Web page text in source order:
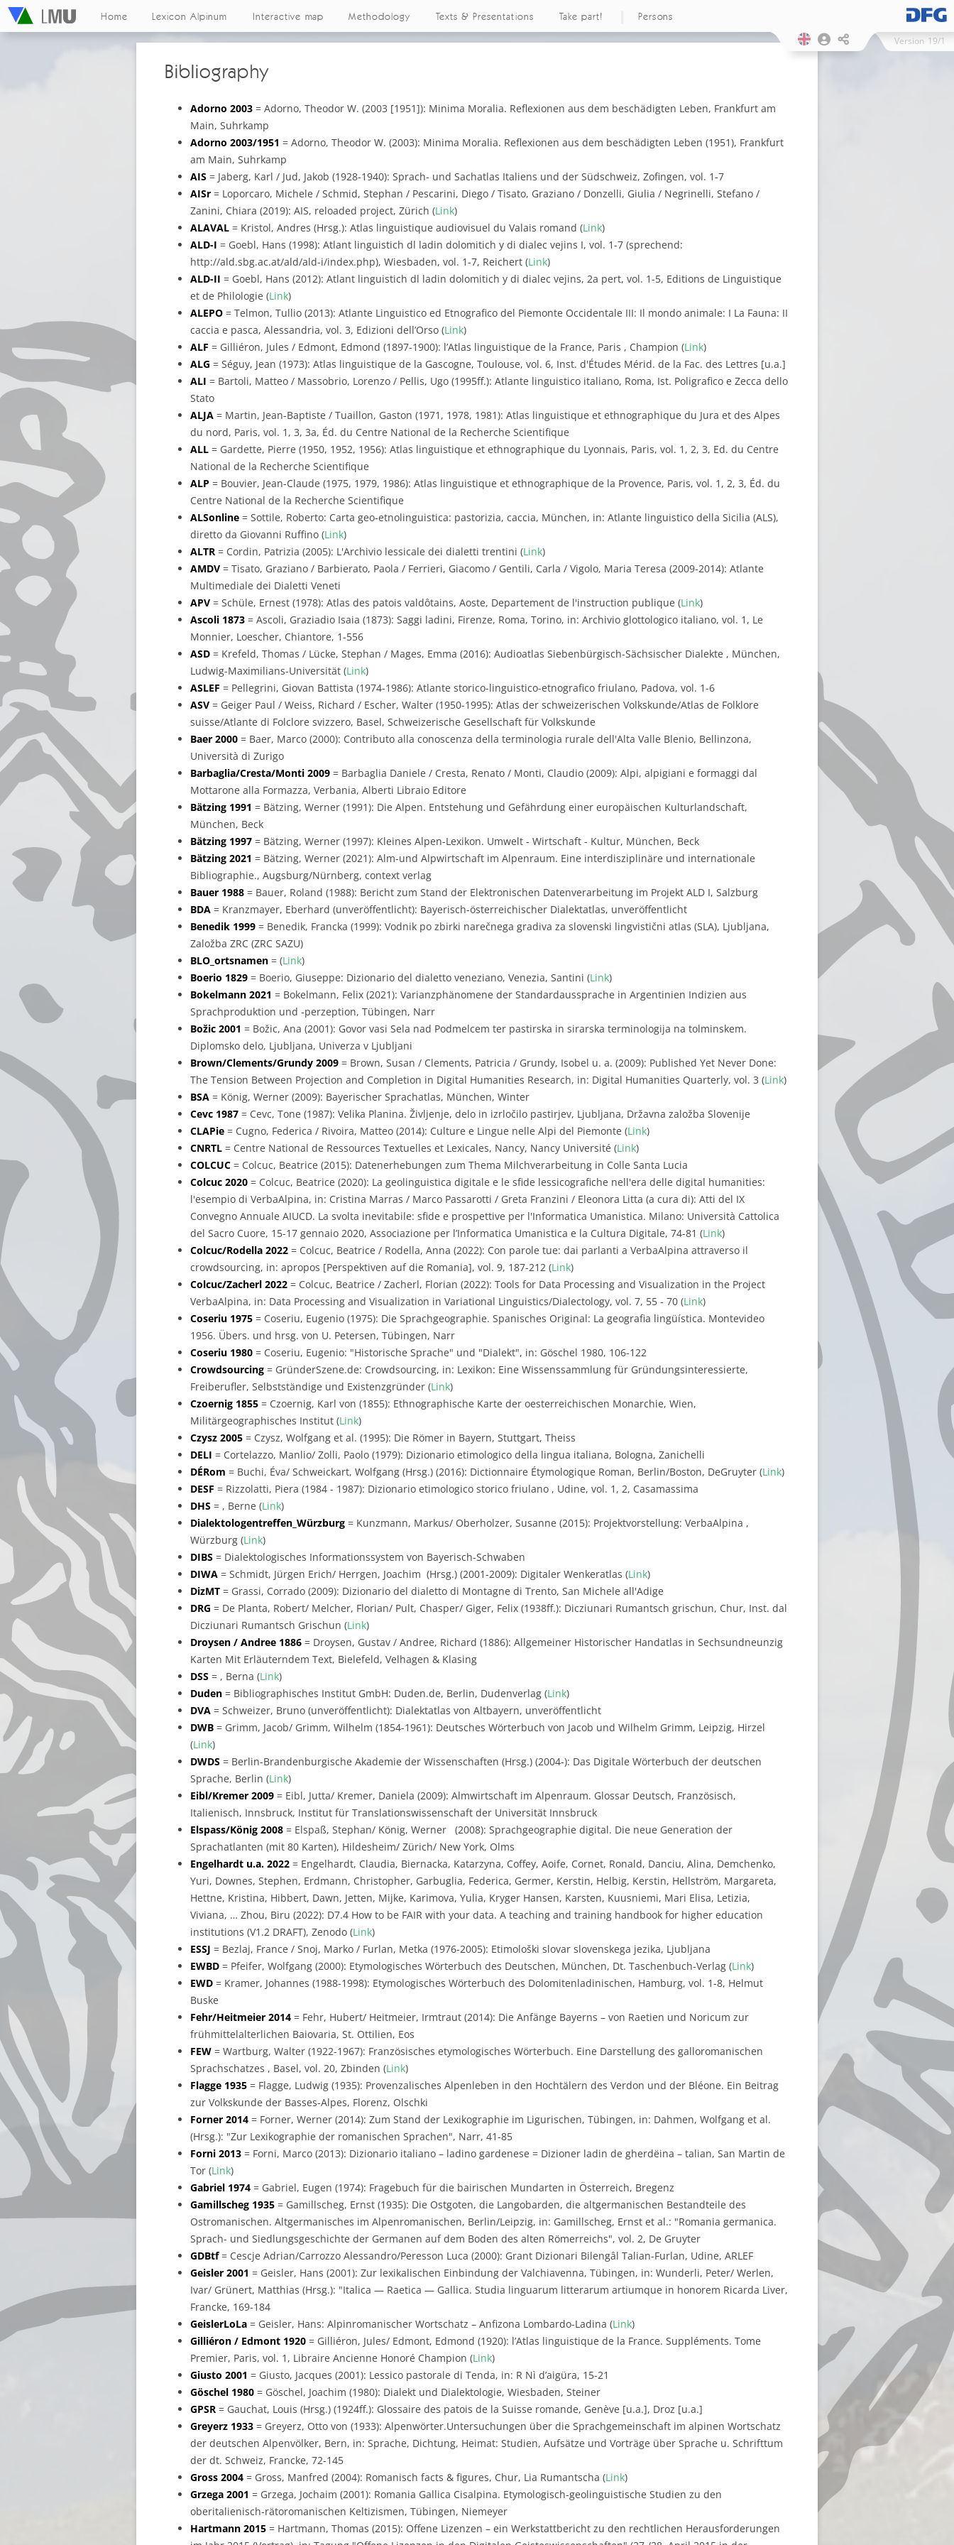
Home Lexicon Alpinum Interactive map Methodology Texts & Presentations Take part! Persons
Version 19/1
Bibliography
Adorno 2003 = Adorno, Theodor W. (2003 [1951]): Minima Moralia. Reflexionen aus dem beschädigten Leben, Frankfurt am
Main, Suhrkamp
Adorno 2003/1951 = Adorno, Theodor W. (2003): Minima Moralia. Reflexionen aus dem beschädigten Leben (1951), Frankfurt
am Main, Suhrkamp
AIS = Jaberg, Karl / Jud, Jakob (1928-1940): Sprach- und Sachatlas Italiens und der Südschweiz, Zofingen, vol. 1-7
AISr = Loporcaro, Michele / Schmid, Stephan / Pescarini, Diego / Tisato, Graziano / Donzelli, Giulia / Negrinelli, Stefano /
Zanini, Chiara (2019): AIS, reloaded project, Zürich (Link)
ALAVAL = Kristol, Andres (Hrsg.): Atlas linguistique audiovisuel du Valais romand (Link)
ALD-I = Goebl, Hans (1998): Atlant linguistich dl ladin dolomitich y di dialec vejins I, vol. 1-7 (sprechend:
http://ald.sbg.ac.at/ald/ald-i/index.php), Wiesbaden, vol. 1-7, Reichert (Link)
ALD-II = Goebl, Hans (2012): Atlant linguistich dl ladin dolomitich y di dialec vejins, 2a pert, vol. 1-5, Editions de Linguistique
et de Philologie (Link)
ALEPO = Telmon, Tullio (2013): Atlante Linguistico ed Etnografico del Piemonte Occidentale III: Il mondo animale: I La Fauna: II
caccia e pasca, Alessandria, vol. 3, Edizioni dell’Orso (Link)
ALF = Gilliéron, Jules / Edmont, Edmond (1897-1900): l’Atlas linguistique de la France, Paris , Champion (Link)
ALG = Séguy, Jean (1973): Atlas linguistique de la Gascogne, Toulouse, vol. 6, Inst. d'Études Mérid. de la Fac. des Lettres [u.a.]
ALI = Bartoli, Matteo / Massobrio, Lorenzo / Pellis, Ugo (1995ff.): Atlante linguistico italiano, Roma, Ist. Poligrafico e Zecca dello
Stato
ALJA = Martin, Jean-Baptiste / Tuaillon, Gaston (1971, 1978, 1981): Atlas linguistique et ethnographique du Jura et des Alpes
du nord, Paris, vol. 1, 3, 3a, Éd. du Centre National de la Recherche Scientifique
ALL = Gardette, Pierre (1950, 1952, 1956): Atlas linguistique et ethnographique du Lyonnais, Paris, vol. 1, 2, 3, Ed. du Centre
National de la Recherche Scientifique
ALP = Bouvier, Jean-Claude (1975, 1979, 1986): Atlas linguistique et ethnographique de la Provence, Paris, vol. 1, 2, 3, Éd. du
Centre National de la Recherche Scientifique
ALSonline = Sottile, Roberto: Carta geo-etnolinguistica: pastorizia, caccia, München, in: Atlante linguistico della Sicilia (ALS),
diretto da Giovanni Ruffino (Link)
ALTR = Cordin, Patrizia (2005): L'Archivio lessicale dei dialetti trentini (Link)
AMDV = Tisato, Graziano / Barbierato, Paola / Ferrieri, Giacomo / Gentili, Carla / Vigolo, Maria Teresa (2009-2014): Atlante
Multimediale dei Dialetti Veneti
APV = Schüle, Ernest (1978): Atlas des patois valdôtains, Aoste, Departement de l'instruction publique (Link)
Ascoli 1873 = Ascoli, Graziadio Isaia (1873): Saggi ladini, Firenze, Roma, Torino, in: Archivio glottologico italiano, vol. 1, Le
Monnier, Loescher, Chiantore, 1-556
ASD = Krefeld, Thomas / Lücke, Stephan / Mages, Emma (2016): Audioatlas Siebenbürgisch-Sächsischer Dialekte , München,
Ludwig-Maximilians-Universität (Link)
ASLEF = Pellegrini, Giovan Battista (1974-1986): Atlante storico-linguistico-etnografico friulano, Padova, vol. 1-6
ASV = Geiger Paul / Weiss, Richard / Escher, Walter (1950-1995): Atlas der schweizerischen Volkskunde/Atlas de Folklore
suisse/Atlante di Folclore svizzero, Basel, Schweizerische Gesellschaft für Volkskunde
Baer 2000 = Baer, Marco (2000): Contributo alla conoscenza della terminologia rurale dell'Alta Valle Blenio, Bellinzona,
Università di Zurigo
Barbaglia/Cresta/Monti 2009 = Barbaglia Daniele / Cresta, Renato / Monti, Claudio (2009): Alpi, alpigiani e formaggi dal
Mottarone alla Formazza, Verbania, Alberti Libraio Editore
Bätzing 1991 = Bätzing, Werner (1991): Die Alpen. Entstehung und Gefährdung einer europäischen Kulturlandschaft,
München, Beck
Bätzing 1997 = Bätzing, Werner (1997): Kleines Alpen-Lexikon. Umwelt - Wirtschaft - Kultur, München, Beck
Bätzing 2021 = Bätzing, Werner (2021): Alm-und Alpwirtschaft im Alpenraum. Eine interdisziplinäre und internationale
Bibliographie., Augsburg/Nürnberg, context verlag
Bauer 1988 = Bauer, Roland (1988): Bericht zum Stand der Elektronischen Datenverarbeitung im Projekt ALD I, Salzburg
BDA = Kranzmayer, Eberhard (unveröffentlicht): Bayerisch-österreichischer Dialektatlas, unveröffentlicht
Benedik 1999 = Benedik, Francka (1999): Vodnik po zbirki narečnega gradiva za slovenski lingvistični atlas (SLA), Ljubljana,
Založba ZRC (ZRC SAZU)
BLO_ortsnamen = (Link)
Boerio 1829 = Boerio, Giuseppe: Dizionario del dialetto veneziano, Venezia, Santini (Link)
Bokelmann 2021 = Bokelmann, Felix (2021): Varianzphänomene der Standardaussprache in Argentinien Indizien aus
Sprachproduktion und -perzeption, Tübingen, Narr
Božic 2001 = Božic, Ana (2001): Govor vasi Sela nad Podmelcem ter pastirska in sirarska terminologija na tolminskem.
Diplomsko delo, Ljubljana, Univerza v Ljubljani
Brown/Clements/Grundy 2009 = Brown, Susan / Clements, Patricia / Grundy, Isobel u. a. (2009): Published Yet Never Done:
The Tension Between Projection and Completion in Digital Humanities Research, in: Digital Humanities Quarterly, vol. 3 (Link)
BSA = König, Werner (2009): Bayerischer Sprachatlas, München, Winter
Cevc 1987 = Cevc, Tone (1987): Velika Planina. Življenje, delo in izrločilo pastirjev, Ljubljana, Državna založba Slovenije
CLAPie = Cugno, Federica / Rivoira, Matteo (2014): Culture e Lingue nelle Alpi del Piemonte (Link)
CNRTL = Centre National de Ressources Textuelles et Lexicales, Nancy, Nancy Université (Link)
COLCUC = Colcuc, Beatrice (2015): Datenerhebungen zum Thema Milchverarbeitung in Colle Santa Lucia
Colcuc 2020 = Colcuc, Beatrice (2020): La geolinguistica digitale e le sfide lessicografiche nell'era delle digital humanities:
l'esempio di VerbaAlpina, in: Cristina Marras / Marco Passarotti / Greta Franzini / Eleonora Litta (a cura di): Atti del IX
Convegno Annuale AIUCD. La svolta inevitabile: sfide e prospettive per l'Informatica Umanistica. Milano: Università Cattolica
del Sacro Cuore, 15-17 gennaio 2020, Associazione per l’Informatica Umanistica e la Cultura Digitale, 74-81 (Link)
Colcuc/Rodella 2022 = Colcuc, Beatrice / Rodella, Anna (2022): Con parole tue: dai parlanti a VerbaAlpina attraverso il
crowdsourcing, in: apropos [Perspektiven auf die Romania], vol. 9, 187-212 (Link)
Colcuc/Zacherl 2022 = Colcuc, Beatrice / Zacherl, Florian (2022): Tools for Data Processing and Visualization in the Project
VerbaAlpina, in: Data Processing and Visualization in Variational Linguistics/Dialectology, vol. 7, 55 - 70 (Link)
Coseriu 1975 = Coseriu, Eugenio (1975): Die Sprachgeographie. Spanisches Original: La geografia lingüística. Montevideo
1956. Übers. und hrsg. von U. Petersen, Tübingen, Narr
Coseriu 1980 = Coseriu, Eugenio: "Historische Sprache" und "Dialekt", in: Göschel 1980, 106-122
Crowdsourcing = GründerSzene.de: Crowdsourcing, in: Lexikon: Eine Wissenssammlung für Gründungsinteressierte,
Freiberufler, Selbstständige und Existenzgründer (Link)
Czoernig 1855 = Czoernig, Karl von (1855): Ethnographische Karte der oesterreichischen Monarchie, Wien,
Militärgeographisches Institut (Link)
Czysz 2005 = Czysz, Wolfgang et al. (1995): Die Römer in Bayern, Stuttgart, Theiss
DELI = Cortelazzo, Manlio/ Zolli, Paolo (1979): Dizionario etimologico della lingua italiana, Bologna, Zanichelli
DÉRom = Buchi, Éva/ Schweickart, Wolfgang (Hrsg.) (2016): Dictionnaire Étymologique Roman, Berlin/Boston, DeGruyter (Link)
DESF = Rizzolatti, Piera (1984 - 1987): Dizionario etimologico storico friulano , Udine, vol. 1, 2, Casamassima
DHS = , Berne (Link)
Dialektologentreffen_Würzburg = Kunzmann, Markus/ Oberholzer, Susanne (2015): Projektvorstellung: VerbaAlpina ,
Würzburg (Link)
DIBS = Dialektologisches Informationssystem von Bayerisch-Schwaben
DIWA = Schmidt, Jürgen Erich/ Herrgen, Joachim (Hrsg.) (2001-2009): Digitaler Wenkeratlas (Link)
DizMT = Grassi, Corrado (2009): Dizionario del dialetto di Montagne di Trento, San Michele all'Adige
DRG = De Planta, Robert/ Melcher, Florian/ Pult, Chasper/ Giger, Felix (1938ff.): Dicziunari Rumantsch grischun, Chur, Inst. dal
Dicziunari Rumantsch Grischun (Link)
Droysen / Andree 1886 = Droysen, Gustav / Andree, Richard (1886): Allgemeiner Historischer Handatlas in Sechsundneunzig
Karten Mit Erläuterndem Text, Bielefeld, Velhagen & Klasing
DSS = , Berna (Link)
Duden = Bibliographisches Institut GmbH: Duden.de, Berlin, Dudenverlag (Link)
DVA = Schweizer, Bruno (unveröffentlicht): Dialektatlas von Altbayern, unveröffentlicht
DWB = Grimm, Jacob/ Grimm, Wilhelm (1854-1961): Deutsches Wörterbuch von Jacob und Wilhelm Grimm, Leipzig, Hirzel
(Link)
DWDS = Berlin-Brandenburgische Akademie der Wissenschaften (Hrsg.) (2004-): Das Digitale Wörterbuch der deutschen
Sprache, Berlin (Link)
Eibl/Kremer 2009 = Eibl, Jutta/ Kremer, Daniela (2009): Almwirtschaft im Alpenraum. Glossar Deutsch, Französisch,
Italienisch, Innsbruck, Institut für Translationswissenschaft der Universität Innsbruck
Elspass/König 2008 = Elspaß, Stephan/ König, Werner (2008): Sprachgeographie digital. Die neue Generation der
Sprachatlanten (mit 80 Karten), Hildesheim/ Zürich/ New York, Olms
Engelhardt u.a. 2022 = Engelhardt, Claudia, Biernacka, Katarzyna, Coffey, Aoife, Cornet, Ronald, Danciu, Alina, Demchenko,
Yuri, Downes, Stephen, Erdmann, Christopher, Garbuglia, Federica, Germer, Kerstin, Helbig, Kerstin, Hellström, Margareta,
Hettne, Kristina, Hibbert, Dawn, Jetten, Mijke, Karimova, Yulia, Kryger Hansen, Karsten, Kuusniemi, Mari Elisa, Letizia,
Viviana, … Zhou, Biru (2022): D7.4 How to be FAIR with your data. A teaching and training handbook for higher education
institutions (V1.2 DRAFT), Zenodo (Link)
ESSJ = Bezlaj, France / Snoj, Marko / Furlan, Metka (1976-2005): Etimološki slovar slovenskega jezika, Ljubljana
EWBD = Pfeifer, Wolfgang (2000): Etymologisches Wörterbuch des Deutschen, München, Dt. Taschenbuch-Verlag (Link)
EWD = Kramer, Johannes (1988-1998): Etymologisches Wörterbuch des Dolomitenladinischen, Hamburg, vol. 1-8, Helmut
Buske
Fehr/Heitmeier 2014 = Fehr, Hubert/ Heitmeier, Irmtraut (2014): Die Anfänge Bayerns – von Raetien und Noricum zur
frühmittelalterlichen Baiovaria, St. Ottilien, Eos
FEW = Wartburg, Walter (1922-1967): Französisches etymologisches Wörterbuch. Eine Darstellung des galloromanischen
Sprachschatzes , Basel, vol. 20, Zbinden (Link)
Flagge 1935 = Flagge, Ludwig (1935): Provenzalisches Alpenleben in den Hochtälern des Verdon und der Bléone. Ein Beitrag
zur Volkskunde der Basses-Alpes, Florenz, Olschki
Forner 2014 = Forner, Werner (2014): Zum Stand der Lexikographie im Ligurischen, Tübingen, in: Dahmen, Wolfgang et al.
(Hrsg.): "Zur Lexikographie der romanischen Sprachen", Narr, 41-85
Forni 2013 = Forni, Marco (2013): Dizionario italiano – ladino gardenese = Dizioner ladin de gherdëina – talian, San Martin de
Tor (Link)
Gabriel 1974 = Gabriel, Eugen (1974): Fragebuch für die bairischen Mundarten in Österreich, Bregenz
Gamillscheg 1935 = Gamillscheg, Ernst (1935): Die Ostgoten, die Langobarden, die altgermanischen Bestandteile des
Ostromanischen. Altgermanisches im Alpenromanischen, Berlin/Leipzig, in: Gamillscheg, Ernst et al.: "Romania germanica.
Sprach- und Siedlungsgeschichte der Germanen auf dem Boden des alten Römerreichs", vol. 2, De Gruyter
GDBtf= Cescje Adrian/Carrozzo Alessandro/Peresson Luca (2000): Grant Dizionari Bilengâl Talian-Furlan, Udine, ARLEF
Geisler 2001 = Geisler, Hans (2001): Zur lexikalischen Einbindung der Valchiavenna, Tübingen, in: Wunderli, Peter/ Werlen,
Ivar/ Grünert, Matthias (Hrsg.): "Italica — Raetica — Gallica. Studia linguarum litterarum artiumque in honorem Ricarda Liver,
Francke, 169-184
GeislerLoLa = Geisler, Hans: Alpinromanischer Wortschatz – Anfizona Lombardo-Ladina (Link)
Gilliéron / Edmont 1920 = Gilliéron, Jules/ Edmont, Edmond (1920): l’Atlas linguistique de la France. Suppléments. Tome
Premier, Paris, vol. 1, Libraire Ancienne Honoré Champion (Link)
Giusto 2001 = Giusto, Jacques (2001): Lessico pastorale di Tenda, in: R Nì d’aigüra, 15-21
Göschel 1980 = Göschel, Joachim (1980): Dialekt und Dialektologie, Wiesbaden, Steiner
GPSR = Gauchat, Louis (Hrsg.) (1924ff.): Glossaire des patois de la Suisse romande, Genève [u.a.], Droz [u.a.]
Greyerz 1933 = Greyerz, Otto von (1933): Alpenwörter.Untersuchungen über die Sprachgemeinschaft im alpinen Wortschatz
der deutschen Alpenvölker, Bern, in: Sprache, Dichtung, Heimat: Studien, Aufsätze und Vorträge über Sprache u. Schrifttum
der dt. Schweiz, Francke, 72-145
Gross 2004 = Gross, Manfred (2004): Romanisch facts & figures, Chur, Lia Rumantscha (Link)
Grzega 2001 = Grzega, Jochaim (2001): Romania Gallica Cisalpina. Etymologisch-geolinguistische Studien zu den
oberitalienisch-rätoromanischen Keltizismen, Tübingen, Niemeyer
Hartmann 2015 = Hartmann, Thomas (2015): Offene Lizenzen – ein Werkstattbericht zu den rechtlichen Herausforderungen